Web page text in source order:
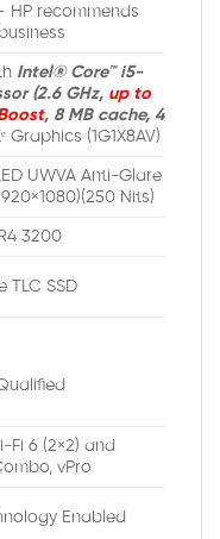
HP recommends
Intel® Core™ i5-
(2.6 GHz, up to
, 8 MB cache, 4
(1G1X8AV)
UWVA Anti-Glare
Nits)
3200
TLC SSD
Fi 6 (2×2) and
vPro
Enabled